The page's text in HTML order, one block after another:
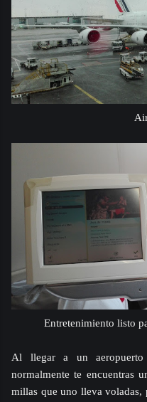
Entretenimiento listo
Al llegar a un
normalmente te encuentras
millas que uno lleva voladas,